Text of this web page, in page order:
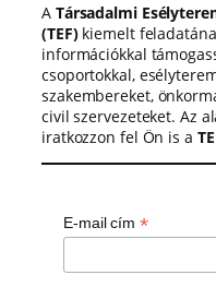
A Társadalmi
(TEF)kiemelt
információkkal
csoportokkal,
szakembereket,
civil szervezeteket. Az
iratkozzon fel Ön is a
E-mail cím *